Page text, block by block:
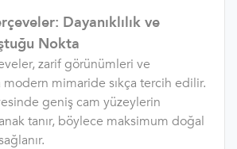
Dayanıklılık ve
Nokta
zarif görünümleri ve
modern mimaride sıkça tercih edilir.
geniş cam yüzeylerin
tanır, böylece maksimum doğal